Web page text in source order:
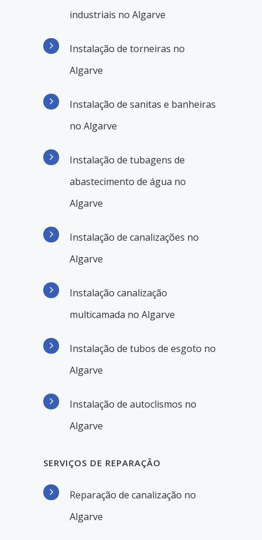
industriais no Algarve
Instalação de torneiras no
Algarve
Instalação de sanitas e banheiras
no Algarve
Instalação de tubagens de
abastecimento de água no
Algarve
Instalação de canalizações no
Algarve
Instalação canalização
multicamada no Algarve
Instalação de tubos de esgoto no
Algarve
Instalação de autoclismos no
Algarve
SERVIÇOS DE REPARAÇÃO
Reparação de canalização no
Algarve